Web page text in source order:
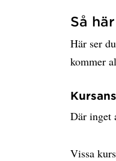
Så
Här ser
kommer
Där inget
Vissa